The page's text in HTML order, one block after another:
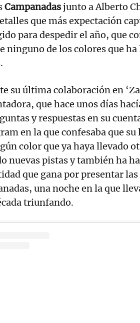
Campanadasjunto a Alberto
que más expectación
para despedir el año, que
ninguno de los colores que
su última colaboración en
que hace unos días
y respuestas en su
en la que confesaba que su
color que ya haya llevado
nuevas pistas y también ha
que gana por presentar las
una noche en la que
triunfando.